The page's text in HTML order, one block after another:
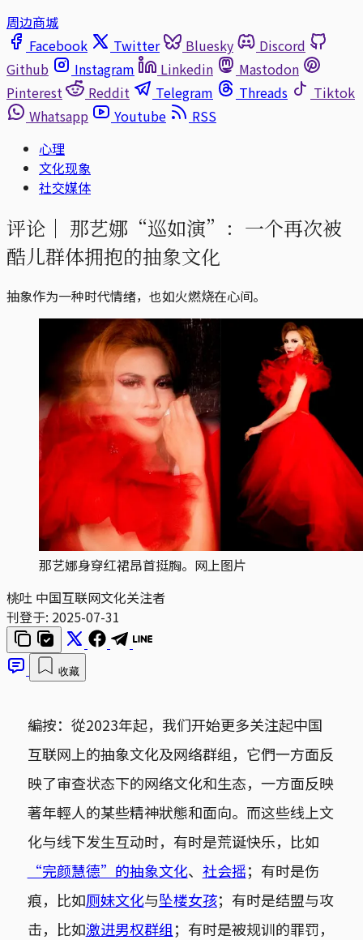
周边商城
Facebook
Twitter Bluesky
Discord
Github
Instagram Linkedin
Mastodon
Pinterest
Reddit Telegram Threads
Tiktok
Whatsapp
Youtube
RSS
心理
文化现象
社交媒体
评论｜ 那艺娜“巡如演”：一个再次被
酷儿群体拥抱的抽象文化
抽象作为一种时代情绪，也如火燃烧在心间。
那艺娜身穿红裙昂首挺胸。网上图片
桃吐 中国互联网文化关注者
刊登于: 2025-07-31
收藏
編按：從2023年起，我们开始更多关注起中国
互联网上的抽象文化及网络群组，它們一方面反
映了审查状态下的网络文化和生态，一方面反映
著年輕人的某些精神狀態和面向。而这些线上文
化与线下发生互动时，有时是荒诞快乐，比如
“完颜慧德”的抽象文化、 社会摇；有时是伤
痕，比如厕妹文化与坠楼女孩；有时是结盟与攻
击，比如激进男权群组；有时是被规训的罪罚，